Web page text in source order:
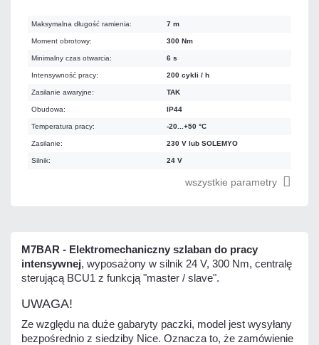
Maksymalna długość ramienia: 7 m
Moment obrotowy: 300 Nm
Minimalny czas otwarcia: 6 s
Intensywność pracy: 200 cykli / h
Zasilanie awaryjne: TAK
Obudowa: IP44
Temperatura pracy: -20...+50 °C
Zasilanie: 230 V lub SOLEMYO
Silnik: 24 V
wszystkie parametry
M7BAR - Elektromechaniczny szlaban do pracy
intensywnej, wyposażony w silnik 24 V, 300 Nm, centralę
sterującą BCU1 z funkcją "master / slave".
UWAGA!
Ze względu na duże gabaryty paczki, model jest wysyłany
bezpośrednio z siedziby Nice. Oznacza to, że zamówienie